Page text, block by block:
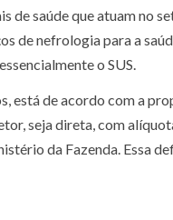
saúde que atuam no
de nefrologia para a
o SUS.
está de acordo com a
seja direta, com
da Fazenda. Essa